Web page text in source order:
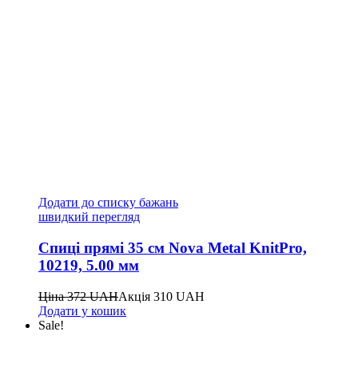
Додати до списку бажань
швидкий перегляд
Спиці прямі 35 см Nova Metal KnitPro,
10219, 5.00 мм
Ціна372UAHАкція 310 UAH
Додати у кошик
Sale!